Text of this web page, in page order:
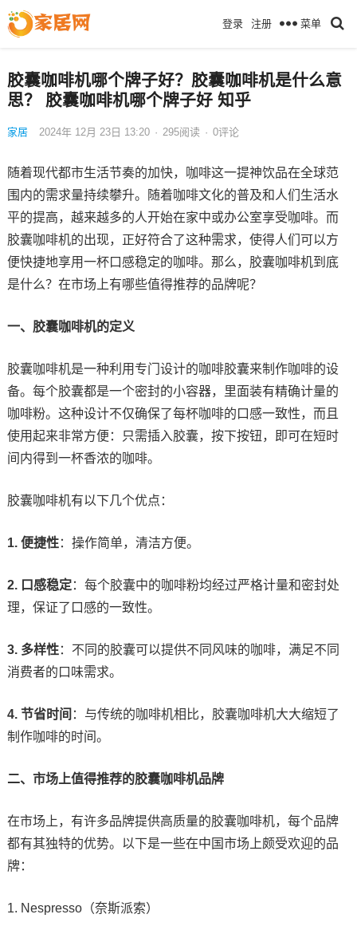
登录 注册 菜单
胶囊咖啡机哪个牌子好？胶囊咖啡机是什么意
思？ 胶囊咖啡机哪个牌子好 知乎
家居 2024年 12月 23日 13:20 · 295阅读 · 0评论
随着现代都市生活节奏的加快，咖啡这一提神饮品在全球范
围内的需求量持续攀升。随着咖啡文化的普及和人们生活水
平的提高，越来越多的人开始在家中或办公室享受咖啡。而
胶囊咖啡机的出现，正好符合了这种需求，使得人们可以方
便快捷地享用一杯口感稳定的咖啡。那么，胶囊咖啡机到底
是什么？在市场上有哪些值得推荐的品牌呢？
一、胶囊咖啡机的定义
胶囊咖啡机是一种利用专门设计的咖啡胶囊来制作咖啡的设
备。每个胶囊都是一个密封的小容器，里面装有精确计量的
咖啡粉。这种设计不仅确保了每杯咖啡的口感一致性，而且
使用起来非常方便：只需插入胶囊，按下按钮，即可在短时
间内得到一杯香浓的咖啡。
胶囊咖啡机有以下几个优点：
1. 便捷性：操作简单，清洁方便。
2. 口感稳定：每个胶囊中的咖啡粉均经过严格计量和密封处
理，保证了口感的一致性。
3. 多样性：不同的胶囊可以提供不同风味的咖啡，满足不同
消费者的口味需求。
4. 节省时间 ：与传统的咖啡机相比，胶囊咖啡机大大缩短了
制作咖啡的时间。
二、市场上值得推荐的胶囊咖啡机品牌
在市场上，有许多品牌提供高质量的胶囊咖啡机，每个品牌
都有其独特的优势。以下是一些在中国市场上颇受欢迎的品
牌：
1. Nespresso（奈斯派索）